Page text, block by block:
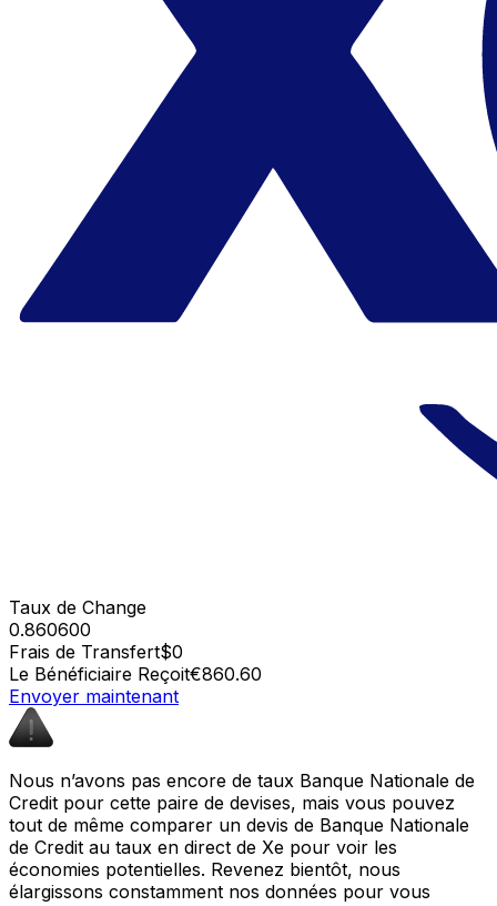
Taux de Change
0.860600
Frais de Transfert$0
Le Bénéficiaire Reçoit€860.60
Envoyer maintenant
Nous n’avons pas encore de taux Banque Nationale de
Credit pour cette paire de devises, mais vous pouvez
tout de même comparer un devis de Banque Nationale
de Credit au taux en direct de Xe pour voir les
économies potentielles. Revenez bientôt, nous
élargissons constamment nos données pour vous